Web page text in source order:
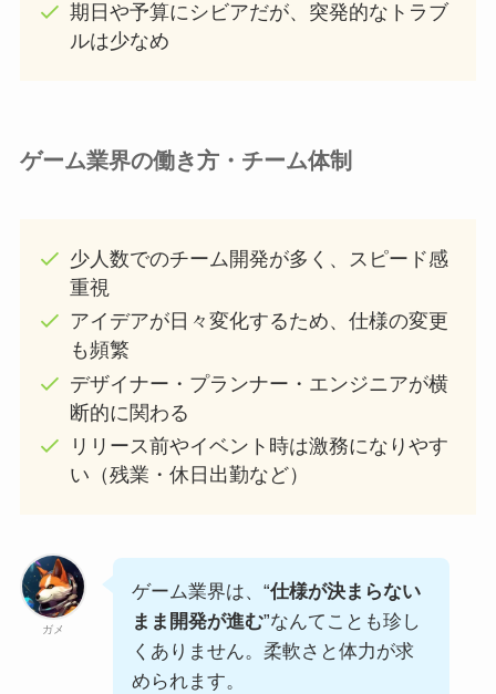
期日や予算にシビアだが、突発的なトラブ
ルは少なめ
ゲーム業界の働き方・チーム体制
少人数でのチーム開発が多く、スピード感
重視
アイデアが日々変化するため、仕様の変更
も頻繁
デザイナー・プランナー・エンジニアが横
断的に関わる
リリース前やイベント時は激務になりやす
い（残業・休日出勤など）
ガメ
ゲーム業界は、“仕様が決まらない
まま開発が進む”なんてことも珍し
くありません。柔軟さと体力が求
められます。